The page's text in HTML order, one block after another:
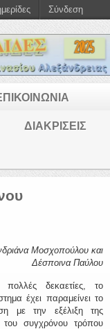
ΔΙΑΚΡΙΣΕΙΣ
Μοσχοπούλου και
Δέσποινα Παύλου
δεκαετίες, το
έχει παραμείνει το
με την εξέλιξη της
του συγχρόνου τρόπου
Σύνδεση